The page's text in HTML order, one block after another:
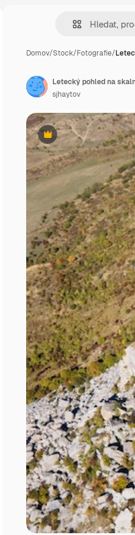
Domov/Stock/Fotografie/
Premium
Letecký pohled na
sjhaytov